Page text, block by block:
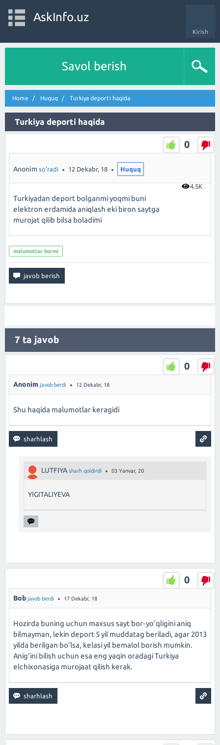
Kirish
AskInfo.uz
Savol berish
Home Huquq Turkiya deporti haqida
Turkiya deporti haqida
0
4.5K
Anonim so'radi 12 Dekabr, 18 Huquq
Turkiyadan deport bolganmi yoqmi buni
elektron erdamida aniqlash eki biron saytga
murojat qilib bilsa boladimi
malumotlar bormi
7 ta javob
0
Anonim javob berdi 12 Dekabr, 18
Shu haqida malumotlar keragidi
LUTFIYA sharh qoldirdi 03 Yanvar, 20
YIGITALIYEVA
0
Bob javob berdi 17 Dekabr, 18
Hozirda buning uchun maxsus sayt bor-yo'qligini aniq
bilmayman, lekin deport 5 yil muddatag beriladi, agar 2013
yilda berilgan bo'lsa, kelasi yil bemalol borish mumkin.
Anig'ini bilish uchun esa eng yaqin oradagi Turkiya
elchixonasiga murojaat qilish kerak.